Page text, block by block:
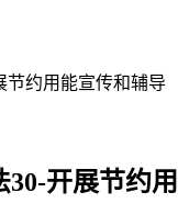
节约用能宣传和辅导
开展节约